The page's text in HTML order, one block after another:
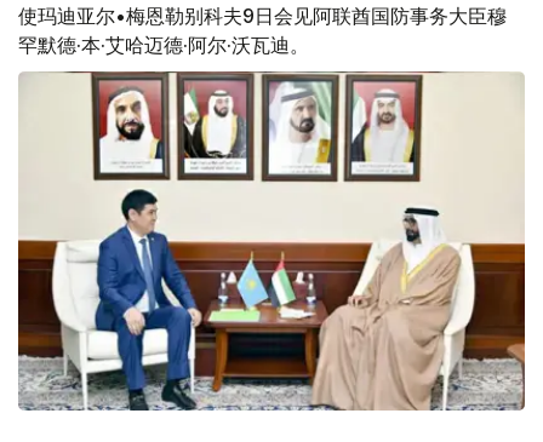
使玛迪亚尔•梅恩勒别科夫9日会见阿联酋国防事务大臣穆
罕默德·本·艾哈迈德·阿尔·沃瓦迪。